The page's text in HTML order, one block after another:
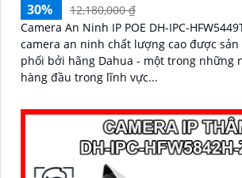
30%
12,180,000 ₫
Camera An Ninh IP POE DH-IPC-
camera an ninh chất lượng cao được sản
phối bởi hãng Dahua - một trong những
hàng đầu trong lĩnh vực...